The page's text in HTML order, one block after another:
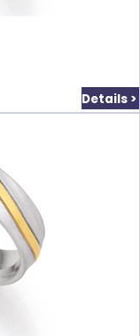
Details >